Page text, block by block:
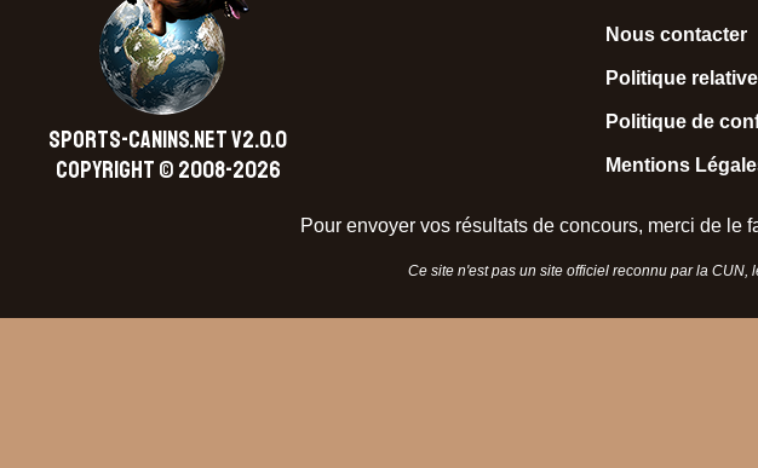
SPORTS-CANINS.NET V2.0.0
Copyright © 2008-2026
Nous contacter
Politique
Politique de
Mentions
Pour envoyer vos résultats de concours, merci de le
Ce site n'est pas un site officiel reconnu par la